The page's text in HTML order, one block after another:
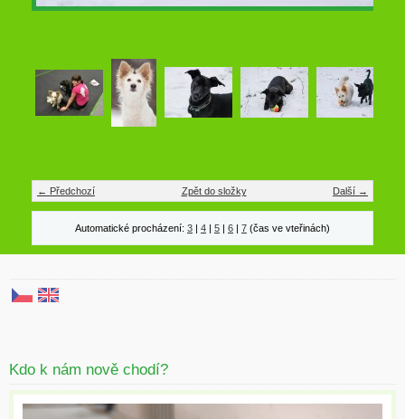
← Předchozí Další →
Zpět do složky
Automatické procházení: 3 | 4 | 5 | 6 | 7 (čas ve vteřinách)
Kdo k nám nově chodí?